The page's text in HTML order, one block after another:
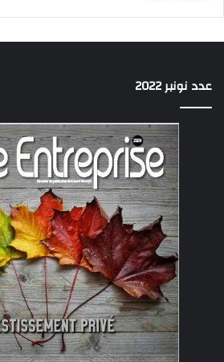
عدد نونبر 2022